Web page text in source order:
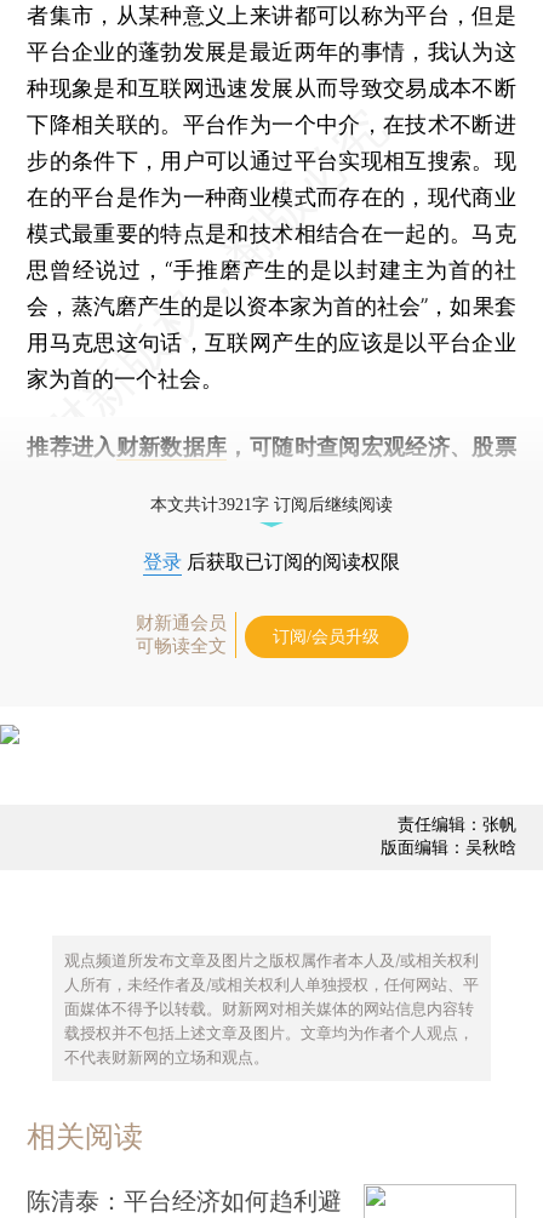
者集市，从某种意义上来讲都可以称为平台，但是
平台企业的蓬勃发展是最近两年的事情，我认为这
种现象是和互联网迅速发展从而导致交易成本不断
下降相关联的。平台作为一个中介，在技术不断进
步的条件下，用户可以通过平台实现相互搜索。现
在的平台是作为一种商业模式而存在的，现代商业
模式最重要的特点是和技术相结合在一起的。马克
思曾经说过，“手推磨产生的是以封建主为首的社
会，蒸汽磨产生的是以资本家为首的社会”，如果套
用马克思这句话，互联网产生的应该是以平台企业
家为首的一个社会。
推荐进入 财新数据库 ，可随时查阅宏观经济、股票
本文共计3921字 订阅后继续阅读
登录 后获取已订阅的阅读权限
财新通会员
可畅读全文
订阅/会员升级
责任编辑：张帆
版面编辑：吴秋晗
观点频道所发布文章及图片之版权属作者本人及/或相关权利
人所有，未经作者及/或相关权利人单独授权，任何网站、平
面媒体不得予以转载。财新网对相关媒体的网站信息内容转
载授权并不包括上述文章及图片。文章均为作者个人观点，
不代表财新网的立场和观点。
相关阅读
陈清泰：平台经济如何趋利避